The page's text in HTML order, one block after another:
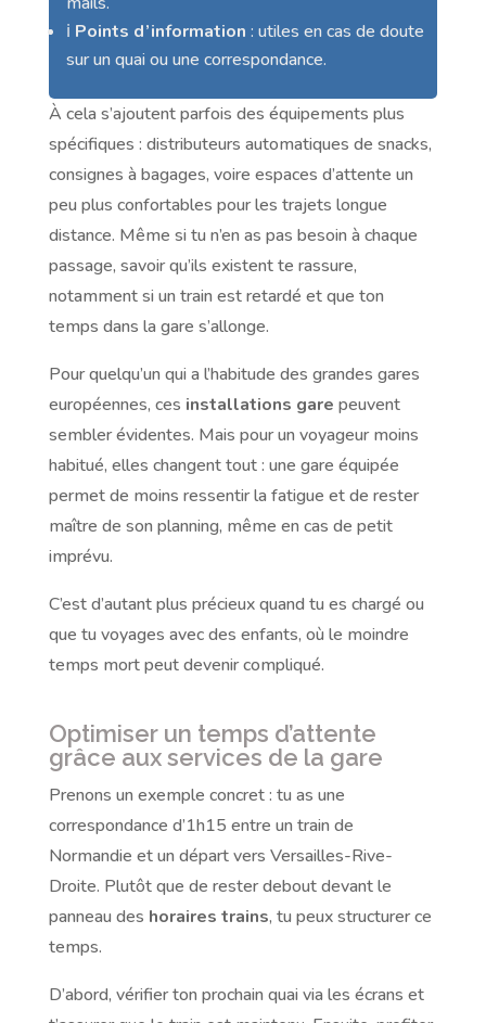
ℹ️ Points d’information : utiles en cas de doute
sur un quai ou une correspondance.
À cela s’ajoutent parfois des équipements plus
spécifiques : distributeurs automatiques de snacks,
consignes à bagages, voire espaces d’attente un
peu plus confortables pour les trajets longue
distance. Même si tu n’en as pas besoin à chaque
passage, savoir qu’ils existent te rassure,
notamment si un train est retardé et que ton
temps dans la gare s’allonge.
Pour quelqu’un qui a l’habitude des grandes gares
européennes, ces installations gare peuvent
sembler évidentes. Mais pour un voyageur moins
habitué, elles changent tout : une gare équipée
permet de moins ressentir la fatigue et de rester
maître de son planning, même en cas de petit
imprévu.
C’est d’autant plus précieux quand tu es chargé ou
que tu voyages avec des enfants, où le moindre
temps mort peut devenir compliqué.
Optimiser un temps d’attente
grâce aux services de la gare
Prenons un exemple concret : tu as une
correspondance d’1h15 entre un train de
Normandie et un départ vers Versailles-Rive-
Droite. Plutôt que de rester debout devant le
panneau des horaires trains, tu peux structurer ce
temps.
D’abord, vérifier ton prochain quai via les écrans et